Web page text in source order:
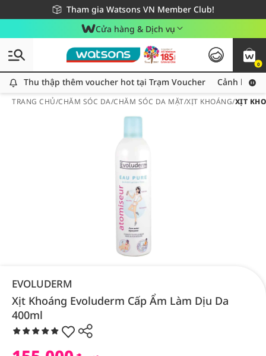
Tham gia Watsons VN Member Club!
Miễn phí giao hàng cho đơn hàng từ 249,000Đ
Giao hàng nhanh 24h - Áp dụng khu vực TP. Hồ Chí Minh
Cửa hàng & Dịch vụ
0
Thu thập thêm voucher hot tại Trạm Voucher
Thu thập thêm voucher hot tại Trạm Voucher Cảnh báo
TRANG CHỦ/CHĂM SÓC DA/CHĂM SÓC DA MẶT/XỊT KHOÁNG/XỊT
EVOLUDERM
Xịt Khoáng Evoluderm Cấp Ẩm Làm Dịu Da
400ml